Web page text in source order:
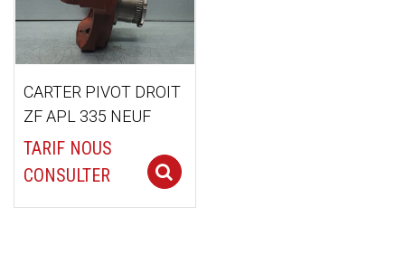
CARTER PIVOT DROIT
ZF APL 335 NEUF
TARIF NOUS
CONSULTER